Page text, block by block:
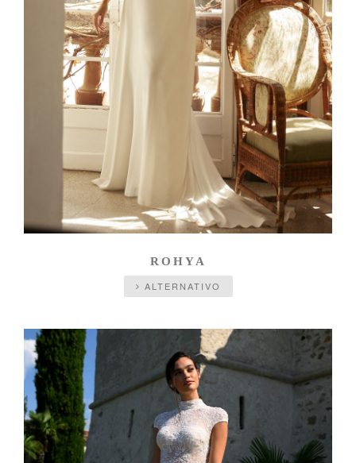
ROHYA
ALTERNATIVO